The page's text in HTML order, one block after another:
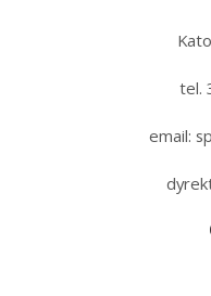
tel.
email: